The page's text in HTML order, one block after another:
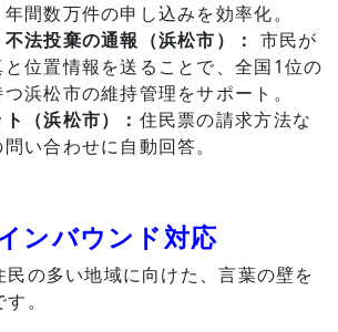
間数万件の申し込みを効率化。
法投棄の通報（浜松市）： 市民が
位置情報を送ることで、全国1位の
浜松市の維持管理をサポート。
（浜松市）： 住民票の請求方法な
い合わせに自動回答。
ンバウンド対応
の多い地域に向けた、言葉の壁を
。